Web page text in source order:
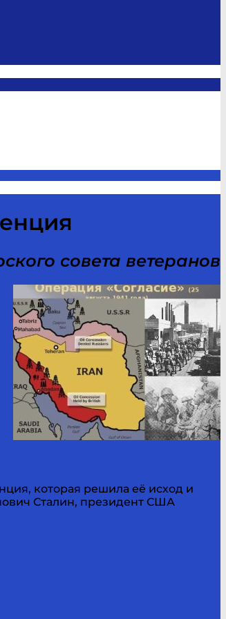
совета ветеранов
которая решила её исход и
Сталин, президент США